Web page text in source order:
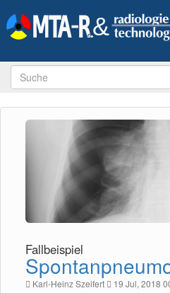
Fallbeispiel
Karl-Heinz Szeifert 19 Jul, 2018